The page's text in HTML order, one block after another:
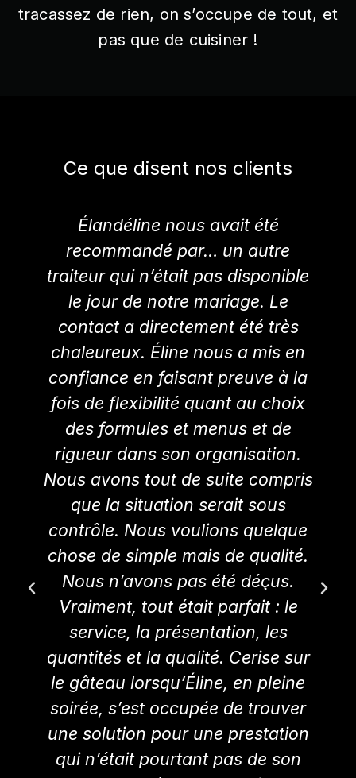
tracassez de rien, on s’occupe de tout, et
pas que de cuisiner !
Ce que disent nos clients
Élandéline nous avait été
recommandé par… un autre
traiteur qui n’était pas disponible
le jour de notre mariage. Le
contact a directement été très
chaleureux. Éline nous a mis en
confiance en faisant preuve à la
fois de flexibilité quant au choix
des formules et menus et de
rigueur dans son organisation.
Nous avons tout de suite compris
que la situation serait sous
contrôle. Nous voulions quelque
chose de simple mais de qualité.
Nous n’avons pas été déçus.
Vraiment, tout était parfait : le
service, la présentation, les
quantités et la qualité. Cerise sur
le gâteau lorsqu’Éline, en pleine
soirée, s’est occupée de trouver
une solution pour une prestation
qui n’était pourtant pas de son